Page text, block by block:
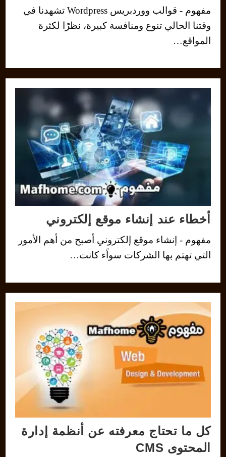
مفهوم - قوالب ووردبريس Wordpress تشهدنا في
وقتنا الحالي تنوع ومنافسة كبيرة، نظرًا لكثرة
المواقع…
أخطاء عند إنشاء موقع إلكتروني
مفهوم - إنشاء موقع إلكتروني أصبح من أهم الأمور
التي تهتم بها الشركات سواًء كانت…
كل ما تحتاج معرفته عن أنظمة إدارة
المحتوى CMS